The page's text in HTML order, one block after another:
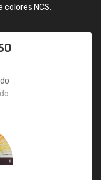
NCS.